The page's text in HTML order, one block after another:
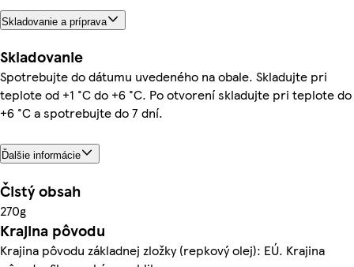
Skladovanie a príprava
Skladovanie
Spotrebujte do dátumu uvedeného na obale. Skladujte pri
teplote od +1 °C do +6 °C. Po otvorení skladujte pri teplote do
+6 °C a spotrebujte do 7 dní.
Ďalšie informácie
Čistý obsah
270g
Krajina pôvodu
Krajina pôvodu základnej zložky (repkový olej): EÚ. Krajina